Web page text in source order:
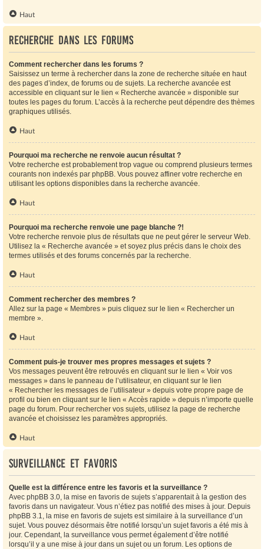
Haut
Recherche dans les forums
Comment rechercher dans les forums ?
Saisissez un terme à rechercher dans la zone de recherche située en haut
des pages d’index, de forums ou de sujets. La recherche avancée est
accessible en cliquant sur le lien « Recherche avancée » disponible sur
toutes les pages du forum. L’accès à la recherche peut dépendre des thèmes
graphiques utilisés.
Haut
Pourquoi ma recherche ne renvoie aucun résultat ?
Votre recherche est probablement trop vague ou comprend plusieurs termes
courants non indexés par phpBB. Vous pouvez affiner votre recherche en
utilisant les options disponibles dans la recherche avancée.
Haut
Pourquoi ma recherche renvoie une page blanche ?!
Votre recherche renvoie plus de résultats que ne peut gérer le serveur Web.
Utilisez la « Recherche avancée » et soyez plus précis dans le choix des
termes utilisés et des forums concernés par la recherche.
Haut
Comment rechercher des membres ?
Allez sur la page « Membres » puis cliquez sur le lien « Rechercher un
membre ».
Haut
Comment puis-je trouver mes propres messages et sujets ?
Vos messages peuvent être retrouvés en cliquant sur le lien « Voir vos
messages » dans le panneau de l’utilisateur, en cliquant sur le lien
« Rechercher les messages de l’utilisateur » depuis votre propre page de
profil ou bien en cliquant sur le lien « Accès rapide » depuis n’importe quelle
page du forum. Pour rechercher vos sujets, utilisez la page de recherche
avancée et choisissez les paramètres appropriés.
Haut
Surveillance et favoris
Quelle est la différence entre les favoris et la surveillance ?
Avec phpBB 3.0, la mise en favoris de sujets s’apparentait à la gestion des
favoris dans un navigateur. Vous n’étiez pas notifié des mises à jour. Depuis
phpBB 3.1, la mise en favoris de sujets est similaire à la surveillance d’un
sujet. Vous pouvez désormais être notifié lorsqu’un sujet favoris a été mis à
jour. Cependant, la surveillance vous permet également d’être notifié
lorsqu’il y a une mise à jour dans un sujet ou un forum. Les options de